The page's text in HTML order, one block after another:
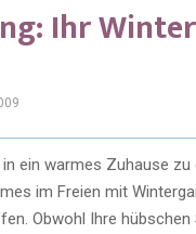
Ihr
ein warmes Zuhause
im Freien mit
Obwohl Ihre